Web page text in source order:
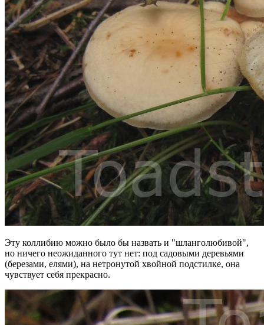
Эту коллибию можно было бы назвать и "шланголюбивой",
но ничего неожиданного тут нет: под садовыми деревьями
(березами, елями), на нетронутой хвойной подстилке, она
чувствует себя прекрасно.